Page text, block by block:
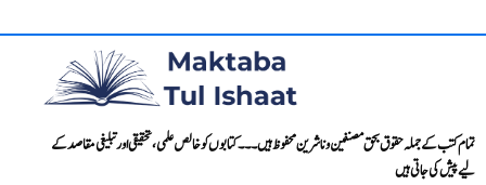
تمام کتب کے جملہ حقوق بحق مصنفین و ناشرین محفوظ ہیں۔۔۔ کتابوں کو خالص علمی، تحقیقی اور تبلیغی مقاصد کے
لیے پیش کی جاتی ہیں